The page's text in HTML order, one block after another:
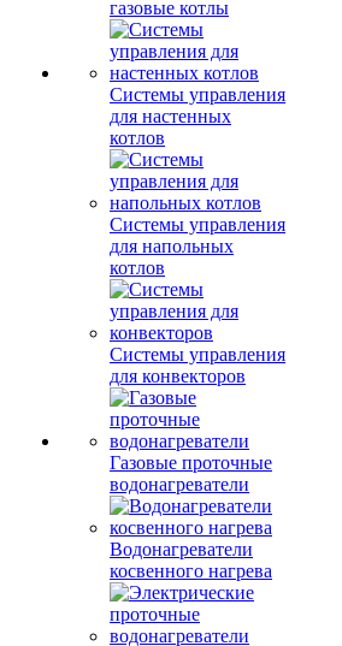
газовые котлы
Системы управления
для настенных
котлов
Системы управления
для напольных
котлов
Системы управления
для конвекторов
Газовые проточные
водонагреватели
Водонагреватели
косвенного нагрева